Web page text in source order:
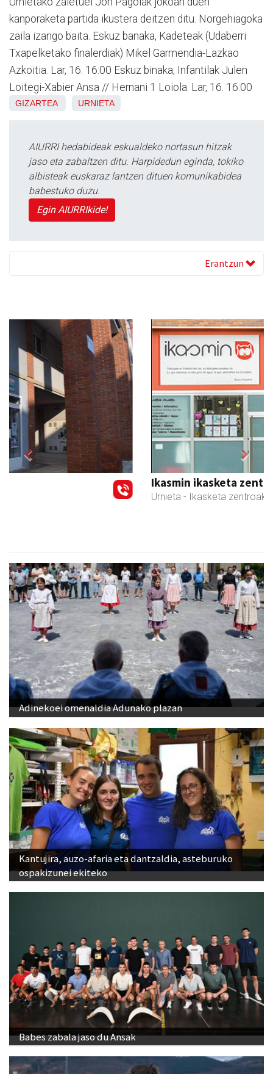
kanporaketa partida ikustera deitzen ditu. Norgehiagoka
zaila izango baita. Eskuz banaka, Kadeteak (Udaberri
Txapelketako finalerdiak) Mikel Garmendia-Lazkao
Azkoitia. Lar, 16. 16:00 Eskuz binaka, Infantilak Julen
Loitegi-Xabier Ansa // Hernani 1 Loiola. Lar, 16. 16:00
GIZARTEA URNIETA
AIURRI hedabideak eskualdeko nortasun hitzak
jaso eta zabaltzen ditu. Harpidedun eginda, tokiko
albisteak euskaraz lantzen dituen komunikabidea
babestuko duzu.
Egin AIURRIkide!
Erantzun
Ikasmin ikasketa zentroa
- Ikasketa zentroak
Previous Next
Adinekoei omenaldia Adunako plazan
Kantujira, auzo-afaria eta dantzaldia, asteburuko
ospakizunei ekiteko
Babes zabala jaso du Ansak